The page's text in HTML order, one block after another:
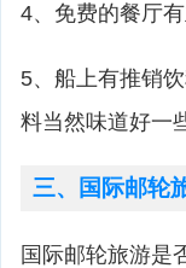
4、免费的餐厅
5、船上有推销
料当然味道好一
三、国际邮轮
国际邮轮旅游是